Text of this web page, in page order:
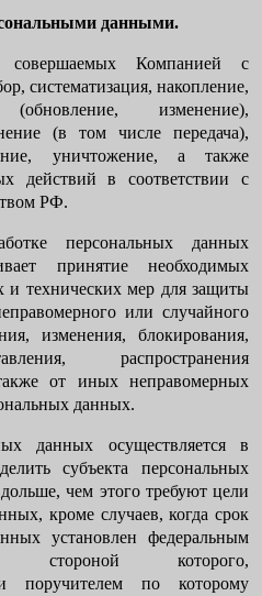
данными.
совершаемых Компанией с
систематизация, накопление,
изменение),
(в том числе передача),
уничтожение, а также
действий в соответствии с
РФ.
персональных данных
принятие необходимых
и технических мер для защиты
или случайного
изменения, блокирования,
распространения
от иных неправомерных
данных.
данных осуществляется в
субъекта персональных
чем этого требуют цели
кроме случаев, когда срок
установлен федеральным
стороной которого,
поручителем по которому